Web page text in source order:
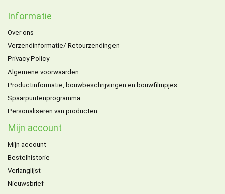
Informatie
Over ons
Verzendinformatie/ Retourzendingen
Privacy Policy
Algemene voorwaarden
Productinformatie, bouwbeschrijvingen en bouwfilmpjes
Spaarpuntenprogramma
Personaliseren van producten
Mijn account
Mijn account
Bestelhistorie
Verlanglijst
Nieuwsbrief